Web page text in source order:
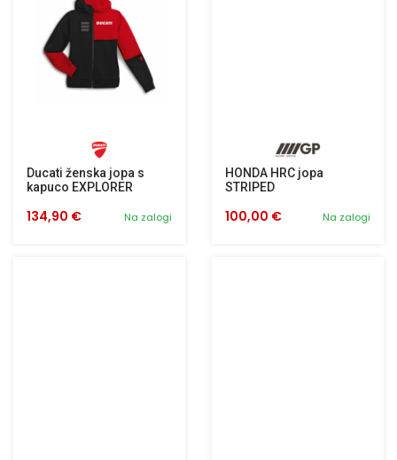
Ducati ženska jopa s
kapuco EXPLORER
Na zalogi
134,90 €
HONDA HRC jopa
STRIPED
Na zalogi
100,00 €